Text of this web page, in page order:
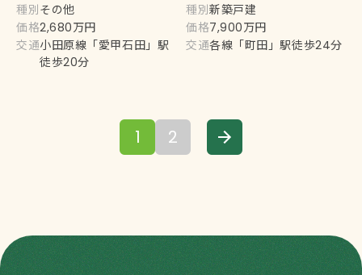
種別その他
価格2,680万円
交通小田原線「愛甲石田」駅
徒歩20分
種別新築戸建
価格7,900万円
交通各線「町田」駅徒歩24分
1 2